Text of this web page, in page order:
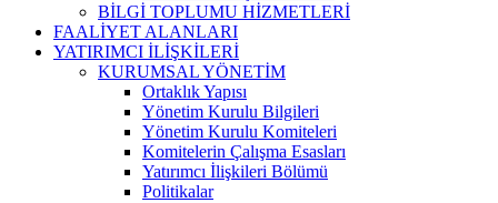
BİLGİ TOPLUMU HİZMETLERİ
FAALİYET ALANLARI
YATIRIMCI İLİŞKİLERİ
KURUMSAL YÖNETİM
Ortaklık Yapısı
Yönetim Kurulu Bilgileri
Yönetim Kurulu Komiteleri
Komitelerin Çalışma Esasları
Yatırımcı İlişkileri Bölümü
Politikalar